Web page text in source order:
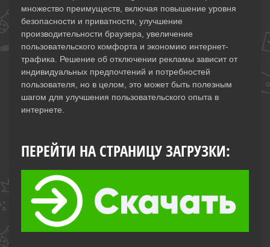
множество преимуществ, включая повышение уровня
безопасности и приватности, улучшение
производительности браузера, увеличение
пользовательского комфорта и экономию интернет-
трафика. Решение об отключении рекламы зависит от
индивидуальных предпочтений и потребностей
пользователя, но в целом, это может быть полезным
шагом для улучшения пользовательского опыта в
интернете.
ПЕРЕЙТИ НА СТРАНИЦУ ЗАГРУЗКИ: